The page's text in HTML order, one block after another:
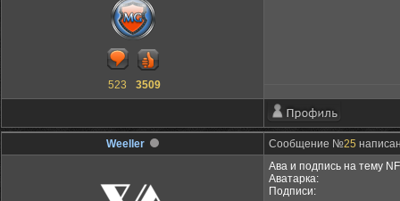
523 3509
Weeller Сообщение №25
Ава и подпись на тему
Аватарка:
Подписи: